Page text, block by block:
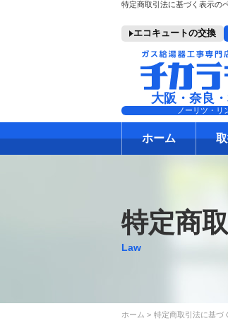
エコキュートの交換
大阪・奈良
ノーリツ・リ
ホーム
特定商
Law
ホーム 特定商取引法に基づ